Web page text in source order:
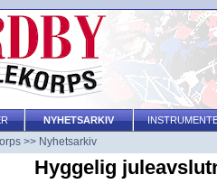
NYHETSARKIV
>> Nyhetsarkiv
Hyggelig